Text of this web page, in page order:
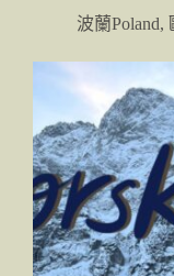
PKP
INTERCITY
火
車
線
上
訂
票
教
學
波蘭Poland,